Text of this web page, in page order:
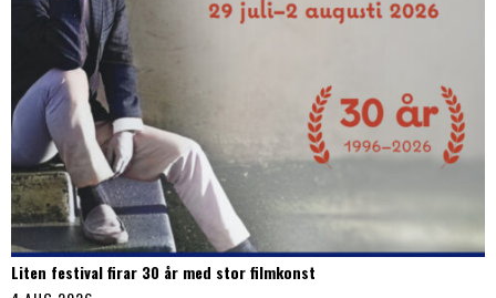
Liten festival firar 30 år med stor filmkonst